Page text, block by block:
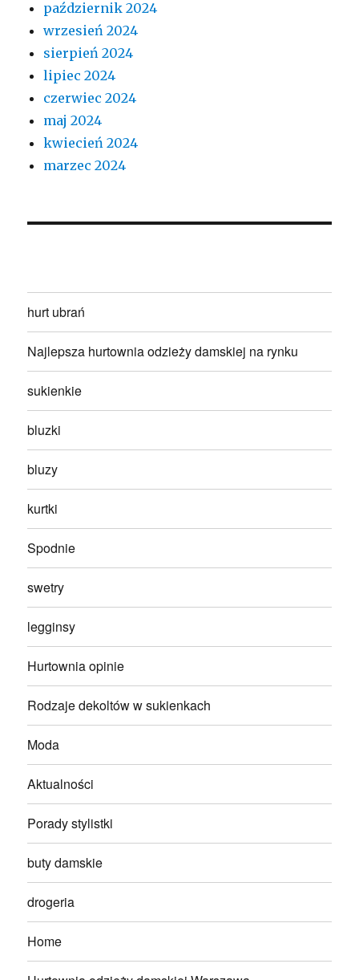
październik 2024
wrzesień 2024
sierpień 2024
lipiec 2024
czerwiec 2024
maj 2024
kwiecień 2024
marzec 2024
hurt ubrań
Najlepsza hurtownia odzieży damskiej na rynku
sukienkie
bluzki
bluzy
kurtki
Spodnie
swetry
legginsy
Hurtownia opinie
Rodzaje dekoltów w sukienkach
Moda
Aktualności
Porady stylistki
buty damskie
drogeria
Home